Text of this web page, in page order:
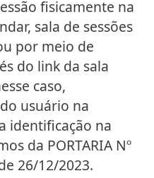
fisicamente na
sala de sessões
por meio de
do link da sala
caso,
usuário na
identificação na
da PORTARIA Nº
26/12/2023.